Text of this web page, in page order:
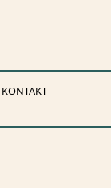
KONTAKT